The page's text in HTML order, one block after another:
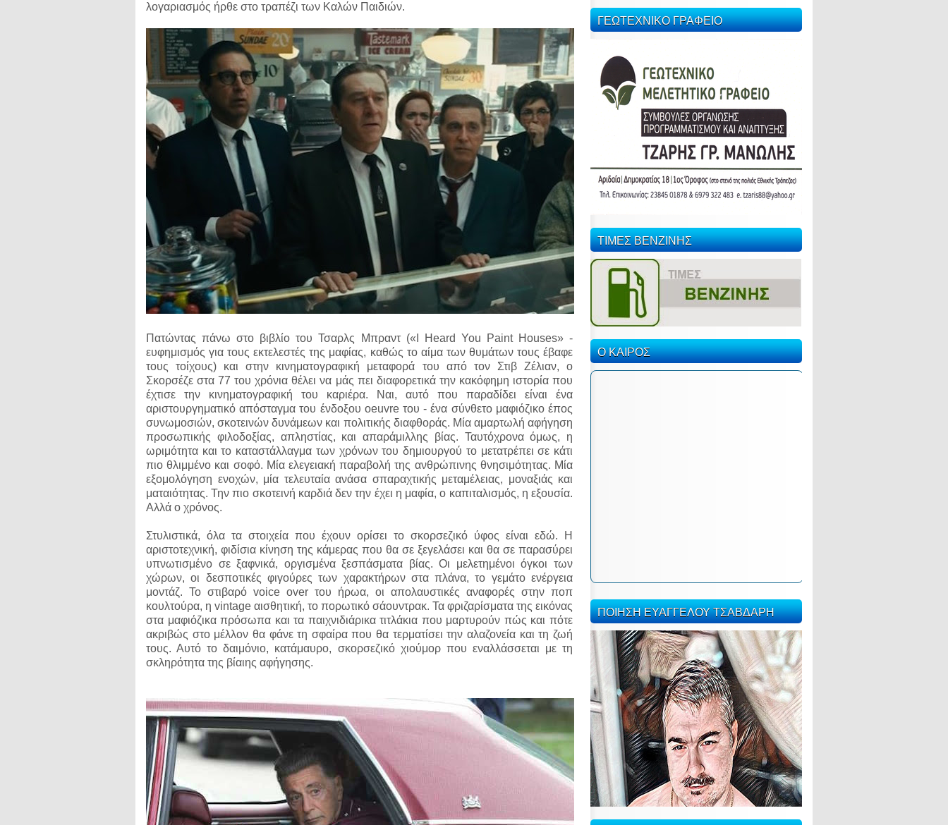
λογαριασμός ήρθε στο τραπέζι των Καλών Παιδιών.
Πατώντας πάνω στο βιβλίο του Τσαρλς Μπραντ («I Heard You Paint Houses» -
ευφημισμός για τους εκτελεστές της μαφίας, καθώς το αίμα των θυμάτων τους έβαφε
τους τοίχους) και στην κινηματογραφική μεταφορά του από τον Στιβ Ζέλιαν, ο
Σκορσέζε στα 77 του χρόνια θέλει να μάς πει διαφορετικά την κακόφημη ιστορία που
έχτισε την κινηματογραφική του καριέρα. Ναι, αυτό που παραδίδει είναι ένα
αριστουργηματικό απόσταγμα του ένδοξου oeuvre του - ένα σύνθετο μαφιόζικο έπος
συνωμοσιών, σκοτεινών δυνάμεων και πολιτικής διαφθοράς. Μία αμαρτωλή αφήγηση
προσωπικής φιλοδοξίας, απληστίας, και απαράμιλλης βίας. Ταυτόχρονα όμως, η
ωριμότητα και το καταστάλλαγμα των χρόνων του δημιουργού το μετατρέπει σε κάτι
πιο θλιμμένο και σοφό. Μία ελεγειακή παραβολή της ανθρώπινης θνησιμότητας. Μία
εξομολόγηση ενοχών, μία τελευταία ανάσα σπαραχτικής μεταμέλειας, μοναξιάς και
ματαιότητας. Την πιο σκοτεινή καρδιά δεν την έχει η μαφία, ο καπιταλισμός, η εξουσία.
Αλλά ο χρόνος.
Στυλιστικά, όλα τα στοιχεία που έχουν ορίσει το σκορσεζικό ύφος είναι εδώ. Η
αριστοτεχνική, φιδίσια κίνηση της κάμερας που θα σε ξεγελάσει και θα σε παρασύρει
υπνωτισμένο σε ξαφνικά, οργισμένα ξεσπάσματα βίας. Οι μελετημένοι όγκοι των
χώρων, οι δεσποτικές φιγούρες των χαρακτήρων στα πλάνα, το γεμάτο ενέργεια
μοντάζ. Το στιβαρό voice over του ήρωα, οι απολαυστικές αναφορές στην ποπ
κουλτούρα, η vintage αισθητική, το πορωτικό σάουντρακ. Τα φριζαρίσματα της εικόνας
στα μαφιόζικα πρόσωπα και τα παιχνιδιάρικα τιτλάκια που μαρτυρούν πώς και πότε
ακριβώς στο μέλλον θα φάνε τη σφαίρα που θα τερματίσει την αλαζονεία και τη ζωή
τους. Αυτό το δαιμόνιο, κατάμαυρο, σκορσεζικό χιούμορ που εναλλάσσεται με τη
σκληρότητα της βίαιης αφήγησης.
ΓΕΩΤΕΧΝΙΚΟ ΓΡΑΦΕΙΟ
ΤΙΜΕΣ ΒΕΝΖΙΝΗΣ
Ο ΚΑΙΡΟΣ
ΠΟΙΗΣΗ ΕΥΑΓΓΕΛΟΥ ΤΣΑΒΔΑΡΗ